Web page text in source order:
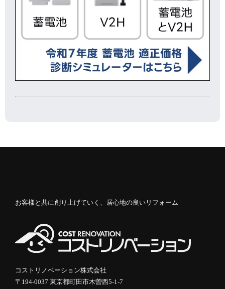
お客様と共に創り上げていく、居心地の良いリフォーム
コストリノベーション株式会社
〒194-0037 東京都町田市木曽西5-1-7